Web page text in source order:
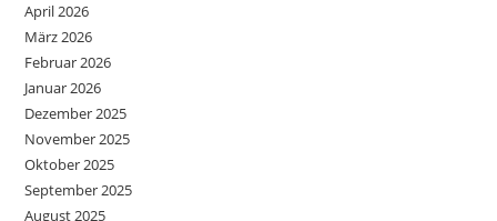
April 2026
März 2026
Februar 2026
Januar 2026
Dezember 2025
November 2025
Oktober 2025
September 2025
August 2025